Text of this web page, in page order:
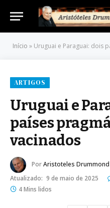
Início » Uruguai e Paraguai: dois
ARTIGOS
Uruguai e
países
vacinados
PorAristoteles Drummond
Atualizado: 9 de maio de 2025
4 Mins lidos